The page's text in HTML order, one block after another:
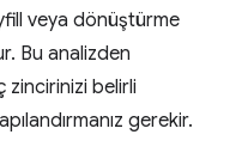
veya dönüştürme
Bu analizden
zincirinizi belirli
gerekir.